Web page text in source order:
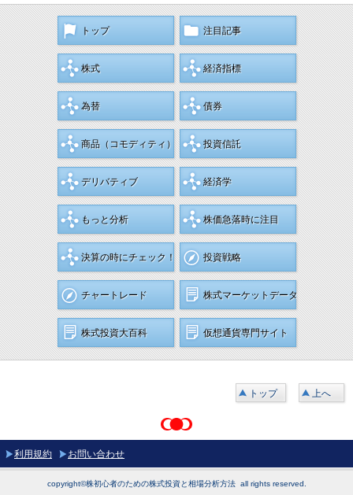
トップ 注目記事
株式 経済指標
為替 債券
商品（コモディティ） 投資信託
デリバティブ 経済学
もっと分析 株価急落時に注目
決算の時にチェック！ 投資戦略
チャートレード 株式マーケットデータ
株式投資大百科 仮想通貨専門サイト
トップ 上へ
利用規約 お問い合わせ
copyright©株初心者のための株式投資と相場分析方法 all rights reserved.